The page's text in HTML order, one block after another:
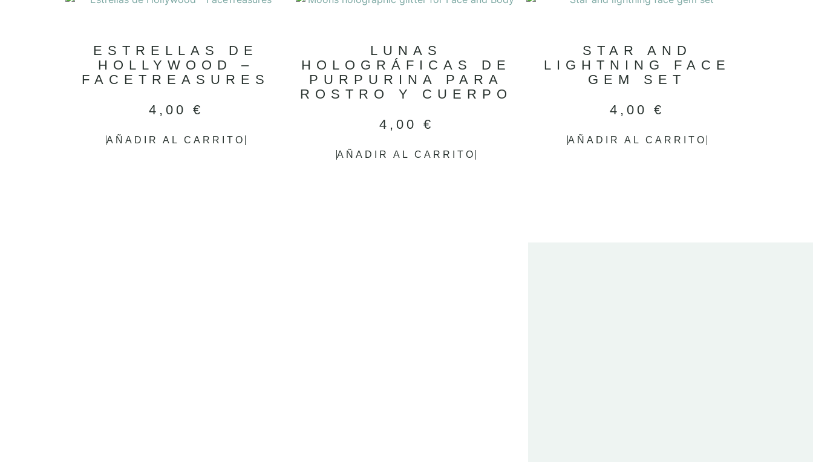
ESTRELLAS DE
HOLLYWOOD –
FACETREASURES
4,00 €
AÑADIR AL CARRITO
LUNAS
HOLOGRÁFICAS DE
PURPURINA PARA
ROSTRO Y CUERPO
4,00 €
AÑADIR AL CARRITO
STAR AND
LIGHTNING FACE
GEM SET
4,00€
AÑADIR AL CARRITO